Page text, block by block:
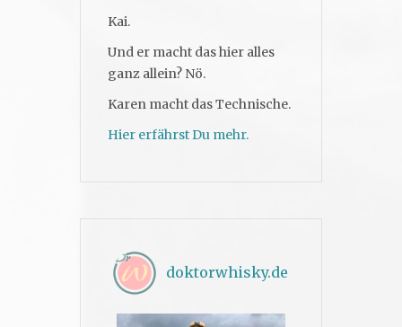
Kai.
Und er macht das hier alles
ganz allein? Nö.
Karen macht das Technische.
Hier erfährst Du mehr.
doktorwhisky.de